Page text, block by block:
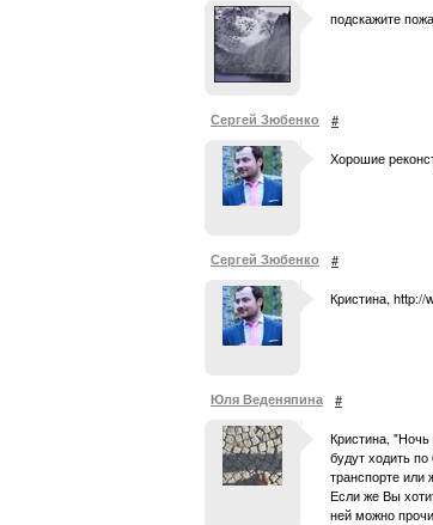
подскажите
Сергей Зюбенко #
Хорошие
Сергей Зюбенко #
Кристина, http://
Юля Веденяпина #
Кристина,
будут ходить
транспорте или
Если же Вы
ней можно